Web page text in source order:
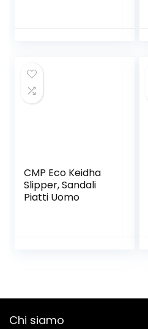
CMP Eco Keidha
Slipper, Sandali
Piatti Uomo
Chi siamo